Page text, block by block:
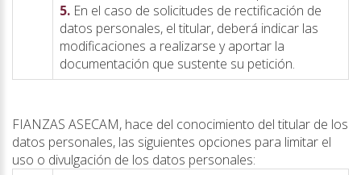
5. En el caso de solicitudes de rectificación de
datos personales, el titular, deberá indicar las
modificaciones a realizarse y aportar la
documentación que sustente su petición.
FIANZAS ASECAM, hace del conocimiento del titular de los
datos personales, las siguientes opciones para limitar el
uso o divulgación de los datos personales: